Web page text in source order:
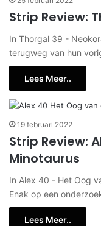
Strip Review:
In Thorgal 39 -
terugweg van hun
Lees Meer..
19 februari 2022
Strip Review:
Minotaurus
In Alex 40 - Het Oog
Enak op een
Lees Meer..